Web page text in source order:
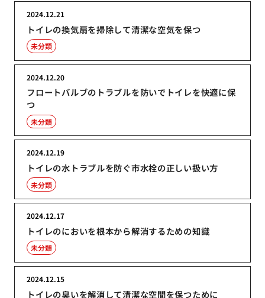
トイレの換気扇を掃除して清潔な空気を保つ
2024.12.21
未分類
フロートバルブのトラブルを防いでトイレを快適に保
つ
2024.12.20
未分類
トイレの水トラブルを防ぐ市水栓の正しい扱い方
2024.12.19
未分類
トイレのにおいを根本から解消するための知識
2024.12.17
未分類
トイレの臭いを解消して清潔な空間を保つために
2024.12.15